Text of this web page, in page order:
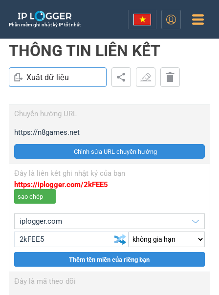
Phần mềm ghi nhật ký IP tốt nhất
THÔNG TIN LIÊN KẾT
Xuất dữ liệu
Chuyển hướng URL
https://n8games.net
Chỉnh sửa URL chuyển hướng
Đây là liên kết ghi nhật ký của bạn
https://iplogger.com/2kFEE5
sao chép
wl.gl
Thêm tên miền của riêng bạn
Đây là mã theo dõi